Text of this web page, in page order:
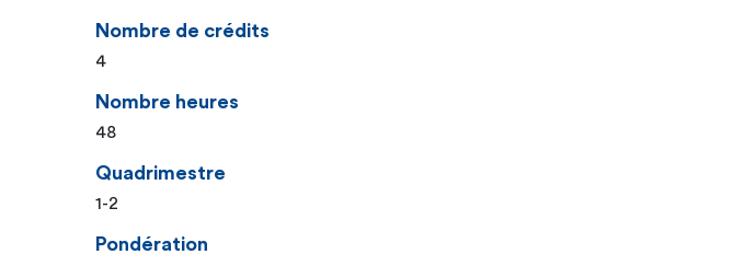
Nombre de crédits
4
Nombre heures
48
Quadrimestre
1-2
Pondération